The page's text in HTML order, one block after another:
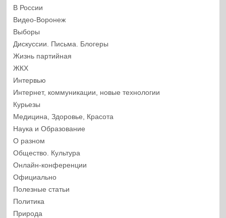
В России
Видео-Воронеж
Выборы
Дискуссии. Письма. Блогеры
Жизнь партийная
ЖКХ
Интервью
Интернет, коммуникации, новые технологии
Курьезы
Медицина, Здоровье, Красота
Наука и Образование
О разном
Общество. Культура
Онлайн-конференции
Официально
Полезные статьи
Политика
Природа